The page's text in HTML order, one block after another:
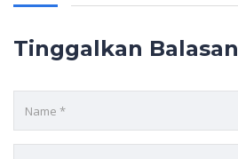
Tinggalkan Balasan